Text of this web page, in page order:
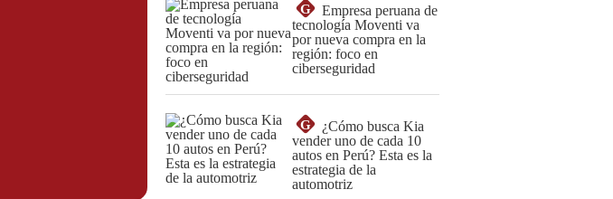
G
Empresa peruana de
tecnología Moventi va
por nueva compra en la
región: foco en
ciberseguridad
G
¿Cómo busca Kia
vender uno de cada 10
autos en Perú? Esta es la
estrategia de la
automotriz